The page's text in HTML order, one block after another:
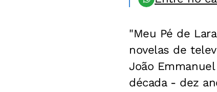
"Meu Pé de
novelas de
João
década - dez